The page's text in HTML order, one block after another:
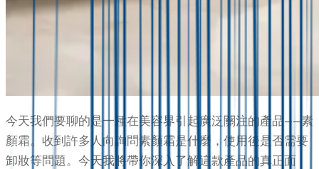
今天我們要聊的是一種在美容界引起廣泛關注的產品——素
顏霜。收到許多人向詢問素顏霜是什麼，使用後是否需要
卸妝等問題。今天我將帶你深入了解這款產品的真正面